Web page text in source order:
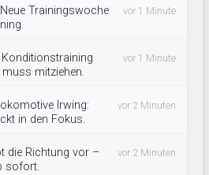
Trainingswoche
vor 1 Minute
mitziehen.
vor 1 Minute
Irwing:
in den Fokus.
vor 2 Minuten
die Richtung vor –
sofort.
vor 2 Minuten